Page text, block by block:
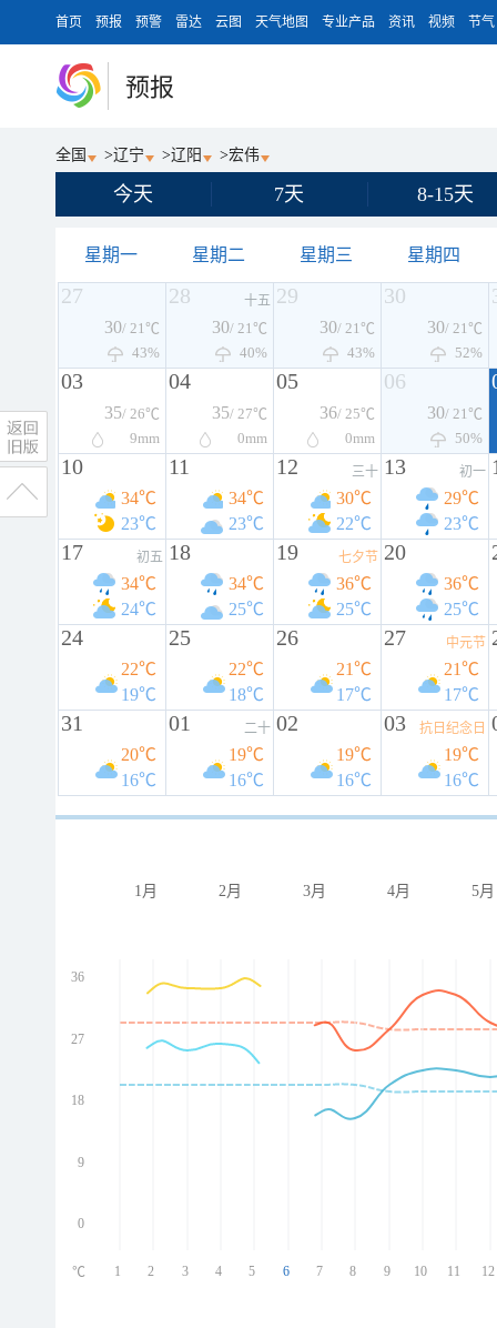
首页 预报 预警 雷达 云图 天气地图 专业产品 资讯 视频 节气
预报
全国 >辽宁 >辽阳 >宏伟
今天 7天 8-15天
星期一 星期二 星期三 星期四
27
30/ 21℃
43%
28 十五
30/ 21℃
40%
29
30/ 21℃
43%
30
30/ 21℃
52%
03
35/ 26℃
9mm
04
35/ 27℃
0mm
05
36/ 25℃
0mm
06
30/ 21℃
50%
10
34℃
23℃
11
34℃
23℃
12 三十
30℃
22℃
13 初一
29℃
23℃
17 初五
34℃
24℃
18
34℃
25℃
19 七夕节
36℃
25℃
20
36℃
25℃
24
22℃
19℃
25
22℃
18℃
26
21℃
17℃
27 中元节
21℃
17℃
31
20℃
16℃
01 二十
19℃
16℃
02
19℃
16℃
03 抗日纪念日
19℃
16℃
1月 2月 3月 4月 5月
36
27
18
9
0
1 2 3 4 5 6 7 8 9 10 11 12
℃